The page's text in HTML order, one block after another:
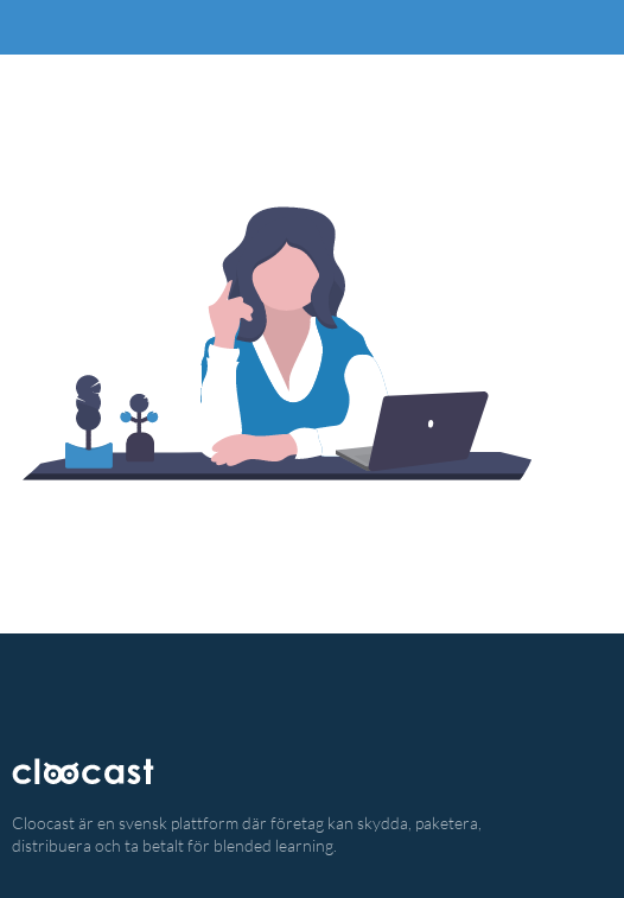
Cloocast är en svensk plattform där företag kan skydda, paketera,
distribuera och ta betalt för blended learning.